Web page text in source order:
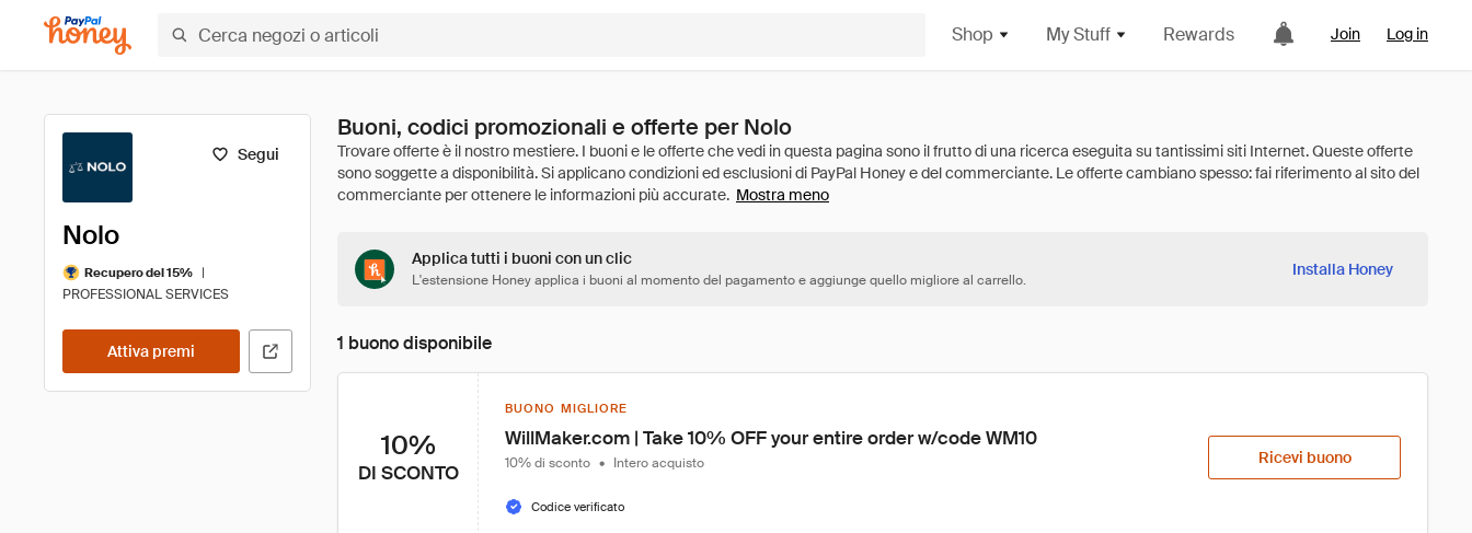
Shop My Stuff Rewards Join Log in
Segui
Nolo
Recupero del 15%
|
PROFESSIONAL SERVICES
Attiva premi
Buoni, codici promozionali e offerte per Nolo
Mostra meno
Applica tutti i buoni con un clic
L'estensione Honey applica i buoni al momento del pagamento e aggiunge quello migliore al carrello.
Installa Honey
1 buono disponibile
10%
DI SCONTO
BUONO MIGLIORE
WillMaker.com | Take 10% OFF your entire order w/code WM10
10% di sconto • Intero acquisto
Codice verificato
Ricevi buono